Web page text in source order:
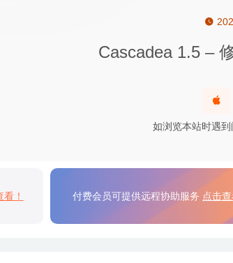
Cascadea 1.5 –
如浏览本站时遇到
看！ 付费会员可提供远程协助服务 点击
iClip 5.5.2 for Mac- 最强大的剪贴板
Soulver 3.4.4 – 在文本中计算的多功
SILKYPIX Developer Studio Pro